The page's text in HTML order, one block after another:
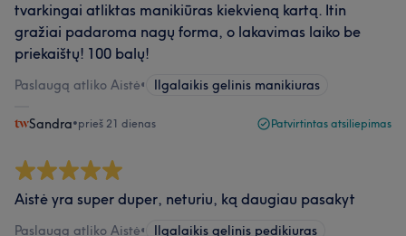
tvarkingai atliktas manikiūras kiekvieną kartą. Itin
gražiai padaroma nagų forma, o lakavimas laiko be
priekaištų! 100 balų!
Paslaugą atliko Aistė• Ilgalaikis gelinis manikiuras
Sandra•prieš 21 dienas Patvirtintas atsiliepimas
Aistė yra super duper, neturiu, ką daugiau pasakyt
Paslaugą atliko Aistė• Ilgalaikis gelinis pedikiuras